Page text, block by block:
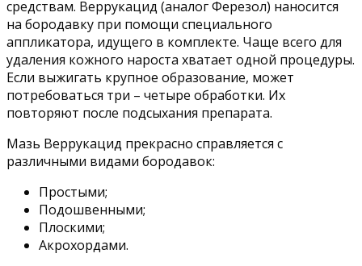
средствам. Веррукацид (аналог Ферезол) наносится
на бородавку при помощи специального
аппликатора, идущего в комплекте. Чаще всего для
удаления кожного нароста хватает одной процедуры.
Если выжигать крупное образование, может
потребоваться три – четыре обработки. Их
повторяют после подсыхания препарата.
Мазь Веррукацид прекрасно справляется с
различными видами бородавок:
Простыми;
Подошвенными;
Плоскими;
Акрохордами.